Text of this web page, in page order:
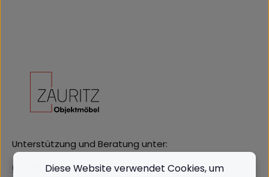
Unterstützung und Beratung unter:
(+49) 09562 3811380
Diese Website verwendet Cookies, um